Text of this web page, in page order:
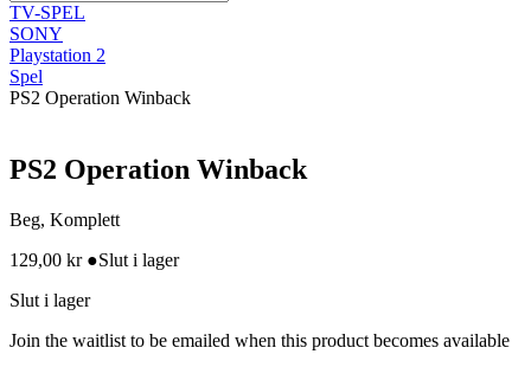
TV-SPEL
SONY
Playstation 2
Spel
PS2 Operation Winback
PS2 Operation Winback
Beg, Komplett
129,00 kr ●Slut i lager
Slut i lager
Join the waitlist to be emailed when this product becomes available